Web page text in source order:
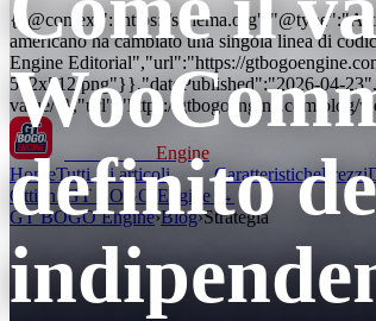
{"@context":"https://
americano ha cambiato una singola linea di
Engine Editorial","url":"https://
512x512.png"}},"datePublished":"2026-04-
value/"},"url":"https://gtbogoengine.com/blog/
GT BOGO Engine
HomeTutti gli articoli CaratteristichePrezzi
Ottieni GT BOGO Engine →
GT BOGO Engine›Blog›Strategia
definito